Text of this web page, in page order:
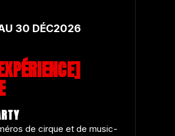
30 DÉC2026
de cirque et de music-